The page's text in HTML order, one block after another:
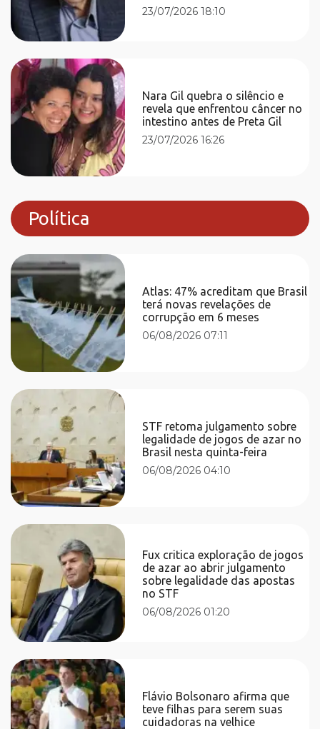
23/07/2026 18:10
Nara Gil quebra o silêncio e
revela que enfrentou câncer no
intestino antes de Preta Gil
23/07/2026 16:26
Política
Atlas: 47% acreditam que Brasil
terá novas revelações de
corrupção em 6 meses
06/08/2026 07:11
STF retoma julgamento sobre
legalidade de jogos de azar no
Brasil nesta quinta-feira
06/08/2026 04:10
Fux critica exploração de jogos
de azar ao abrir julgamento
sobre legalidade das apostas
no STF
06/08/2026 01:20
Flávio Bolsonaro afirma que
teve filhas para serem suas
cuidadoras na velhice